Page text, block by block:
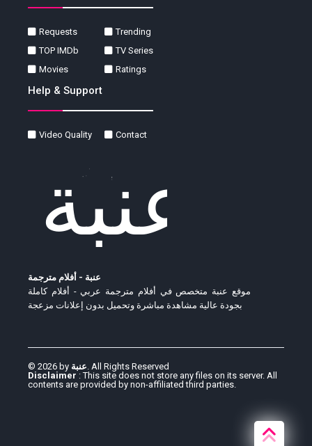
Requests
Trending
TOP IMDb
TV Series
Movies
Ratings
Help & Support
Video Quality Contact
عنبة - أفلام مترجمة
موقع عنبة متخصص في أفلام مترجمة عربي - أفلام كاملة
بجودة عالية مشاهدة مباشرة وتحميل بدون إعلانات مزعجة
© 2026 by عنبة. All Rights Reserved
Disclaimer : This site does not store any files on its server. All
contents are provided by non-affiliated third parties.